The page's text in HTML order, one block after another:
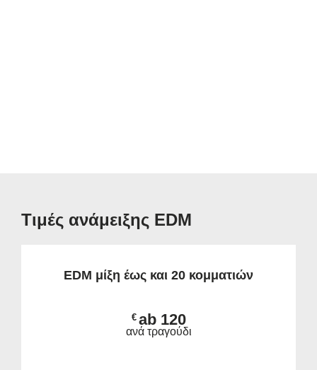
Τιμές ανάμειξης EDM
EDM μίξη έως και 20 κομματιών
€ ab 120
ανά τραγούδι